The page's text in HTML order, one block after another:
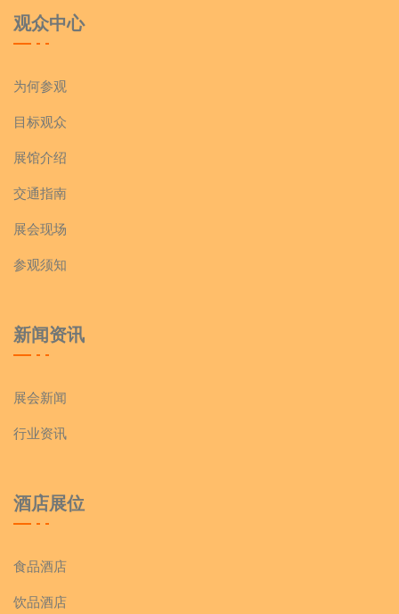
观众中心
为何参观
目标观众
展馆介绍
交通指南
展会现场
参观须知
新闻资讯
展会新闻
行业资讯
酒店展位
食品酒店
饮品酒店